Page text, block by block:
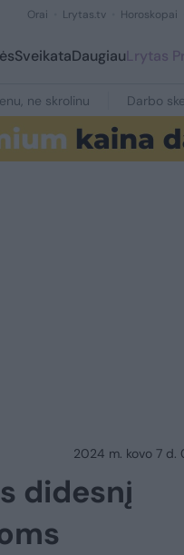
Orai Lrytas.tv Horoskopai
SveikataDaugiauLrytas
ne skrolinu Darbo
2024 m. kovo 7 d.
didesnį